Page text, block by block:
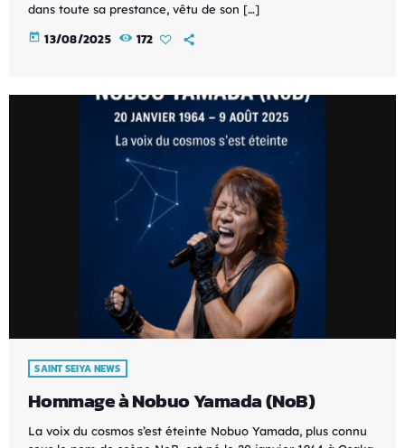
dans toute sa prestance, vêtu de son […]
today 13/08/2025 172
SAINT SEIYA NEWS
Hommage à Nobuo Yamada (NoB)
La voix du cosmos s’est éteinte Nobuo Yamada, plus connu